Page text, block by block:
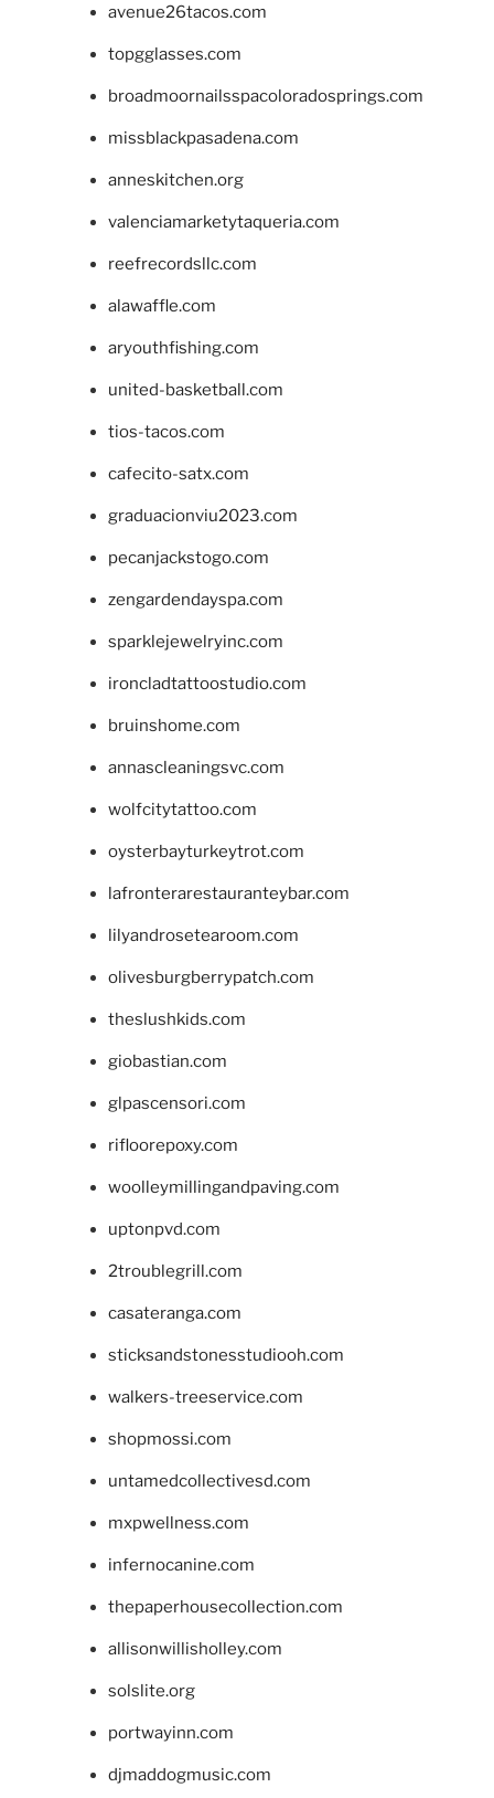
avenue26tacos.com
topgglasses.com
broadmoornailsspacoloradosprings.com
missblackpasadena.com
anneskitchen.org
valenciamarketytaqueria.com
reefrecordsllc.com
alawaffle.com
aryouthfishing.com
united-basketball.com
tios-tacos.com
cafecito-satx.com
graduacionviu2023.com
pecanjackstogo.com
zengardendayspa.com
sparklejewelryinc.com
ironcladtattoostudio.com
bruinshome.com
annascleaningsvc.com
wolfcitytattoo.com
oysterbayturkeytrot.com
lafronterarestauranteybar.com
lilyandrosetearoom.com
olivesburgberrypatch.com
theslushkids.com
giobastian.com
glpascensori.com
rifloorepoxy.com
woolleymillingandpaving.com
uptonpvd.com
2troublegrill.com
casateranga.com
sticksandstonesstudiooh.com
walkers-treeservice.com
shopmossi.com
untamedcollectivesd.com
mxpwellness.com
infernocanine.com
thepaperhousecollection.com
allisonwillisholley.com
solslite.org
portwayinn.com
djmaddogmusic.com